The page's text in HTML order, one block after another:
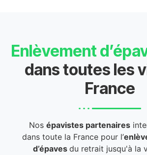
Enlèvement
dans toutes les
France
Nosépavistes partenaires
dans toute la France pour l’
d’épavesdu retrait jusqu'à la